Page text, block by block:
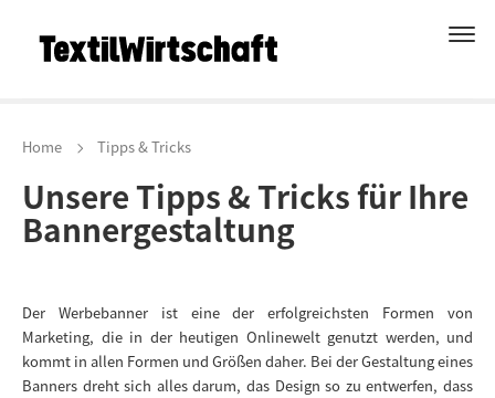
Home Tipps & Tricks
Unsere Tipps & Tricks für Ihre
Bannergestaltung
Der Werbebanner ist eine der erfolgreichsten Formen von
Marketing, die in der heutigen Onlinewelt genutzt werden, und
kommt in allen Formen und Größen daher. Bei der Gestaltung eines
Banners dreht sich alles darum, das Design so zu entwerfen, dass